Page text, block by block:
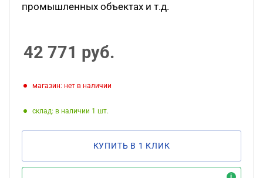
промышленных объектах и т.д.
42 771 руб.
Магазин: нет в наличии
Склад: в наличии 1
КУПИТЬ В 1 КЛИК